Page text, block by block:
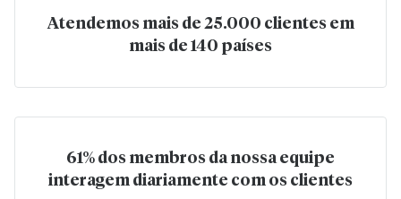
Atendemos mais de 25.000 clientes em
mais de 140 países
61% dos membros da nossa equipe
interagem diariamente com os clientes